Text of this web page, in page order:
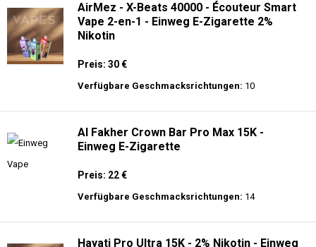
AirMez - X-Beats 40000 - Écouteur Smart
Vape 2-en-1 - Einweg E-Zigarette 2%
Nikotin
Preis: 30 €
Verfügbare Geschmacksrichtungen: 10
Al Fakher Crown Bar Pro Max 15K -
Einweg E-Zigarette
Preis: 22 €
Verfügbare Geschmacksrichtungen: 14
Hayati Pro Ultra 15K - 2% Nikotin - Einweg